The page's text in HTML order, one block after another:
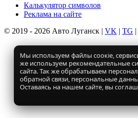
Калькулятор символов
Реклама на сайте
© 2019 - 2026 Авто Луганск | VK | TG |
Мы используем файлы соокіе,
же используем рекомендательные
сайта. Так же обрабатываем
обратной связи, персональные
Оставаясь на нашем сайте, вы